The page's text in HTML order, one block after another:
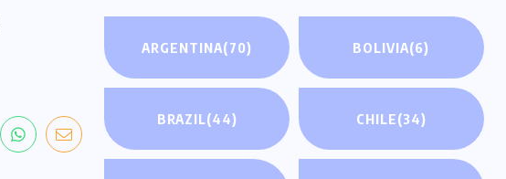
ARGENTINA(70) BOLIVIA(6)
BRAZIL(44) CHILE(34)